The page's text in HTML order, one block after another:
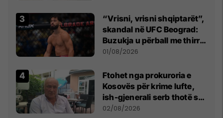
“Vrisni, vrisni shqiptarët”,
skandal në UFC Beograd:
Buzukja u përball me thirrje
anti-shqiptare nga
01/08/2026
Ftohet nga prokuroria e
Kosovës për krime lufte,
ish-gjenerali serb thotë se
dikush e tradhtoi në
02/08/2026